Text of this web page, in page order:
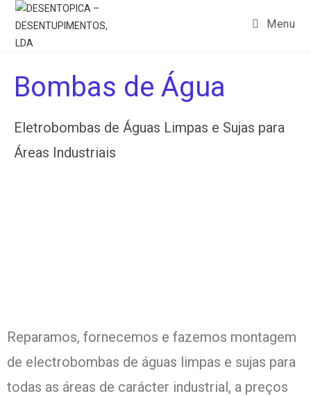
Menu
Bombas de Água
Eletrobombas de Águas Limpas e Sujas para
Áreas Industriais
Reparamos, fornecemos e fazemos montagem
de electrobombas de águas limpas e sujas para
todas as áreas de carácter industrial, a preços